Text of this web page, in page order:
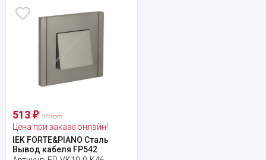
513 ₽ 570 руб.
Цена при заказе онлайн!
IEK FORTE&PIANO Сталь
Вывод кабеля FP542